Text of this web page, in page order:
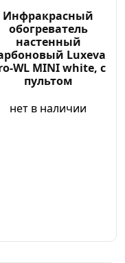
Инфракрасный
обогреватель
настенный
Luxeva
WL MINI white, с
пультом
нет в наличии